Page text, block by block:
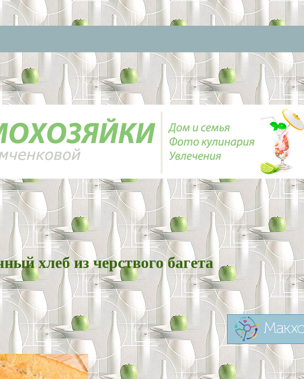
хлеб из черствого багета